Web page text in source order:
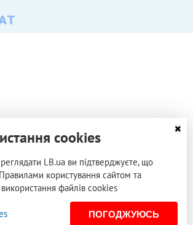
cookies
LB.ua ви підтверджуєте, що
користування сайтом та
файлів cookies
ПОГОДЖУЮСЬ